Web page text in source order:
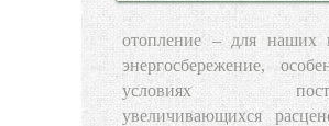
отопление – для наших
энергосбережение,
условиях
увеличивающихся